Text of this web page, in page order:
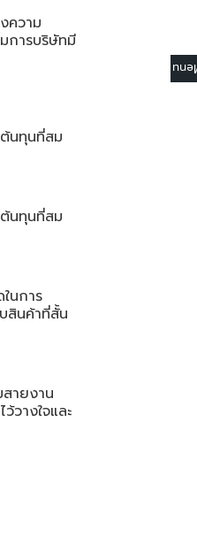
ความ
การบริษัทมี
นทุนที่สม
นทุนที่สม
นการ
สินค้าที่สั้น
สายงาน
วางใจและ
☰